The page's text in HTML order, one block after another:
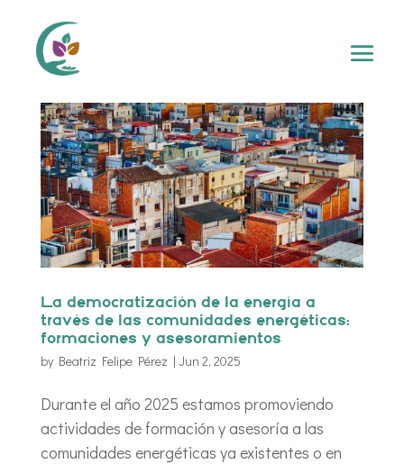
La democratización de la energía a
través de las comunidades energéticas:
formaciones y asesoramientos
by Beatriz Felipe Pérez | Jun 2, 2025
Durante el año 2025 estamos promoviendo
actividades de formación y asesoría a las
comunidades energéticas ya existentes o en